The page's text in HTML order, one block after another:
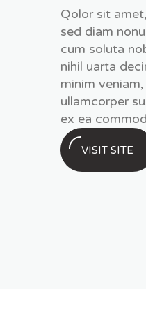
Qolor sit
sed diam
cum soluta
nihil uarta
minim
ullamcorper
ex ea
VISIT SITE